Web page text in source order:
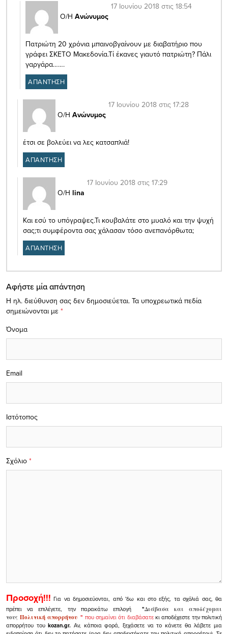
Ο/Η Ανώνυμος
17 Ιουνίου 2018 στις 18:54
Πατριώτη 20 χρόνια μπαινοβγαίνουν με διαβατήριο που
γράφει ΣΚΕΤΟ Μακεδονία.Τί έκανες γιαυτό πατριώτη? Πάλι
γαργάρα…….
ΑΠΑΝΤΗΣΗ
Ο/Η Ανώνυμος
17 Ιουνίου 2018 στις 17:28
έτσι σε βολεύει να λες κατσαπλιά!
ΑΠΑΝΤΗΣΗ
Ο/Η lina
17 Ιουνίου 2018 στις 17:29
Και εσύ το υπόγραψες.Τι κουβαλάτε στο μυαλό και την ψυχή
σας;τι συμφέροντα σας χάλασαν τόσο ανεπανόρθωτα;
ΑΠΑΝΤΗΣΗ
Αφήστε μία απάντηση
Η ηλ. διεύθυνση σας δεν δημοσιεύεται. Τα υποχρεωτικά πεδία
σημειώνονται με *
Σχόλιο *
Όνομα
Email
Ιστότοπος
Προσοχή!!! Για να δημοσιεύονται, από 'δω και στο εξής, τα σχόλιά σας, θα
πρέπει να επιλέγετε, την παρακάτω επιλογή
"Διάβασα και αποδέχομαι
τουςΠολιτική απορρήτου" που σημαίνει ότι διαβάσατεκι αποδέχεστε την πολιτική
απορρήτου τουkozan.gr. Αν, κάποια φορά, ξεχάσετε να το κάνετε θα λάβετε μια